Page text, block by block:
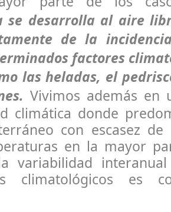
se desarrolla al aire
de la
factores
las heladas, el
Vivimos además en
climática donde
con escasez de
en la mayor
variabilidad
climatológicos es